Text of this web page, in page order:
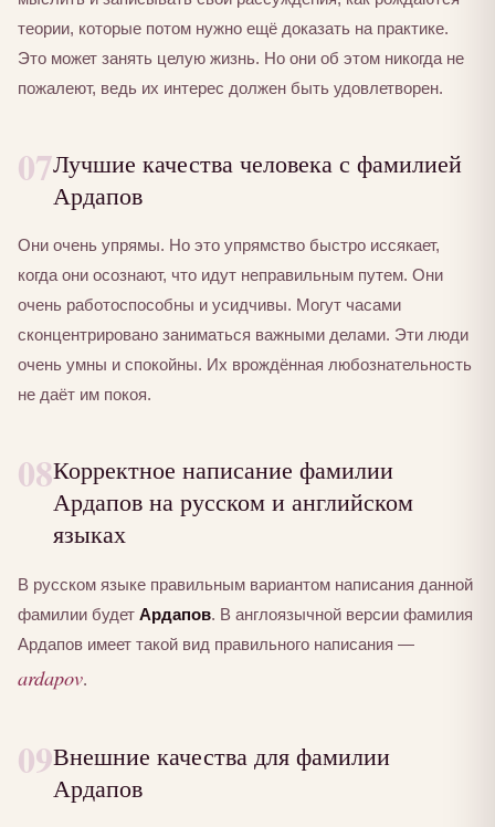
теории, которые потом нужно ещё доказать на практике.
Это может занять целую жизнь. Но они об этом никогда не
пожалеют, ведь их интерес должен быть удовлетворен.
07Лучшие качества человека с фамилией
Ардапов
Они очень упрямы. Но это упрямство быстро иссякает,
когда они осознают, что идут неправильным путем. Они
очень работоспособны и усидчивы. Могут часами
сконцентрировано заниматься важными делами. Эти люди
очень умны и спокойны. Их врождённая любознательность
не даёт им покоя.
08Корректное написание фамилии
Ардапов на русском и английском
языках
В русском языке правильным вариантом написания данной
фамилии будет Ардапов. В англоязычной версии фамилия
Ардапов имеет такой вид правильного написания —
ardapov.
09Внешние качества для фамилии
Ардапов